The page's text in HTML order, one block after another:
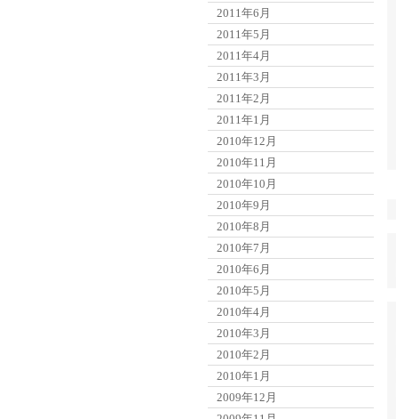
2011年6月
2011年5月
2011年4月
2011年3月
2011年2月
2011年1月
2010年12月
2010年11月
2010年10月
2010年9月
2010年8月
2010年7月
2010年6月
2010年5月
2010年4月
2010年3月
2010年2月
2010年1月
2009年12月